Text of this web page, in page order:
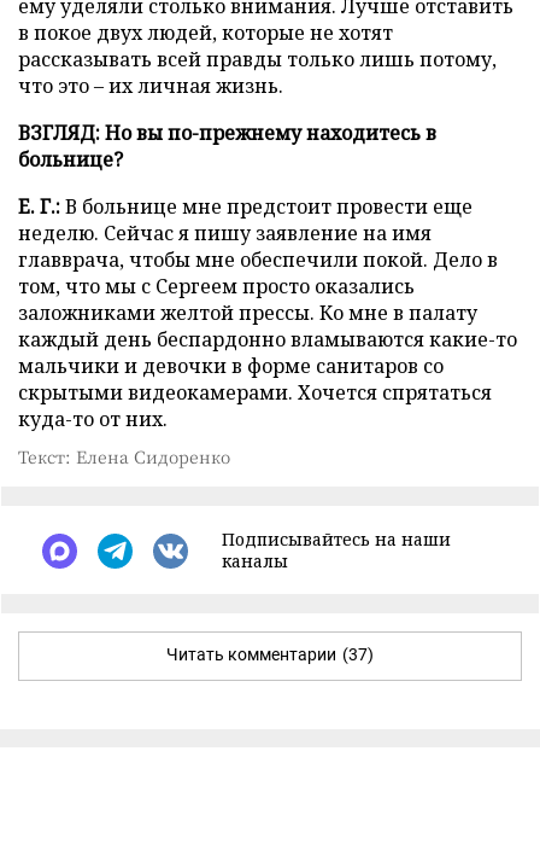
ему уделяли столько внимания. Лучше отставить
в покое двух людей, которые не хотят
рассказывать всей правды только лишь потому,
что это – их личная жизнь.
ВЗГЛЯД: Но вы по-прежнему находитесь в
больнице?
Е. Г.:В больнице мне предстоит провести еще
неделю. Сейчас я пишу заявление на имя
главврача, чтобы мне обеспечили покой. Дело в
том, чтомы с Сергеем просто оказались
заложниками желтой прессы. Ко мне в палату
каждый день беспардонно вламываются какие-то
мальчики и девочки в форме санитаров со
скрытыми видеокамерами. Хочется спрятаться
куда-то от них.
Текст: Елена Сидоренко
Подписывайтесь на наши
каналы
Читать комментарии (37)